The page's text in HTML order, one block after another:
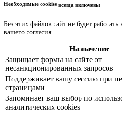
Необходимые cookies всегда включены
Без этих файлов сайт не будет
вашего согласия.
Назначение
Защищает формы на сайте от
несанкционированных запросов
Поддерживает вашу сессию при
страницами
Запоминает ваш выбор по
аналитических cookies